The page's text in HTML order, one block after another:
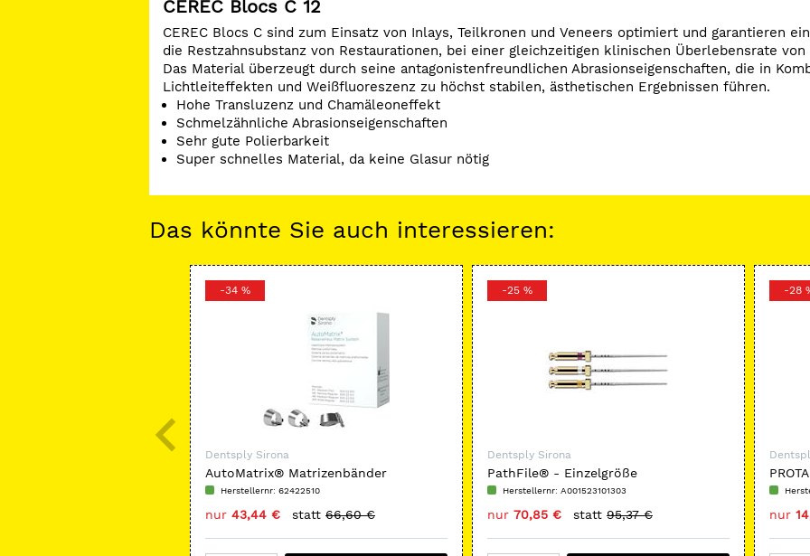
CEREC Blocs C 12
CEREC Blocs C sind zum Einsatz von Inlays, Teilkronen und Veneers optimiert und garantieren
die Restzahnsubstanz von Restaurationen, bei einer gleichzeitigen klinischen Überlebensrate von
Das Material überzeugt durch seine antagonistenfreundlichen Abrasionseigenschaften, die in
Lichtleiteffekten und Weißfluoreszenz zu höchst stabilen, ästhetischen Ergebnissen führen.
Hohe Transluzenz und Chamäleoneffekt
Schmelzähnliche Abrasionseigenschaften
Sehr gute Polierbarkeit
Super schnelles Material, da keine Glasur nötig
Das könnte Sie auch interessieren:
-34 %
Dentsply Sirona
AutoMatrix® Matrizenbänder
Herstellernr: 62422510
nur 43,44 € statt 66,60 €
-25 %
Dentsply Sirona
PathFile® - Einzelgröße
Herstellernr: A001523101303
nur 70,85 € statt 95,37 €
-28
nur